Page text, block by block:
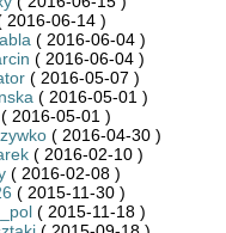
2016-06-14 )
( 2016-06-04 )
( 2016-06-04 )
( 2016-05-07 )
( 2016-05-01 )
( 2016-05-01 )
( 2016-04-30 )
( 2016-02-10 )
( 2016-02-08 )
( 2015-11-30 )
( 2015-11-18 )